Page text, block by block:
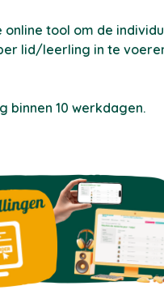
online tool om de
lid/leerling in te
binnen 10 werkdagen.